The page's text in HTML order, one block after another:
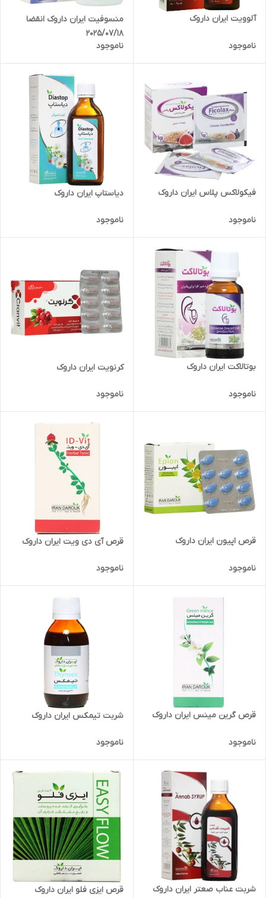
آلوویت ایران داروک
ناموجود
منسوفیت ایران داروک انقضا
2025/07/18
ناموجود
فیکولاکس پلاس ایران داروک
ناموجود
دیاستاپ ایران داروک
ناموجود
بوتالاکت ایران داروک
ناموجود
کرنویت ایران داروک
ناموجود
قرص اپیون ایران داروک
ناموجود
قرص آی دی ویت ایران داروک
ناموجود
قرص گرین مینس ایران داروک
ناموجود
شربت تیمکس ایران داروک
ناموجود
شربت عناب صعتر ایران داروک قرص ایزی فلو ایران داروک